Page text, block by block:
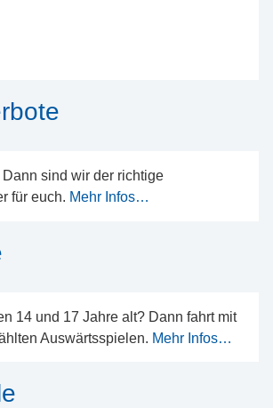
sind wir der richtige
für euch. Mehr Infos…
14 und 17 Jahre alt? Dann fahrt mit
Auswärtsspielen. Mehr Infos…